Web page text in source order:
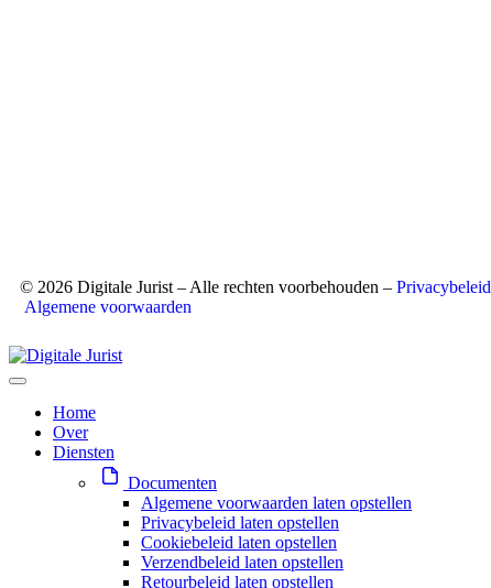
© 2026 Digitale Jurist – Alle rechten voorbehouden – Privacybeleid
Algemene voorwaarden
Home
Over
Diensten
Documenten
Algemene voorwaarden laten opstellen
Privacybeleid laten opstellen
Cookiebeleid laten opstellen
Verzendbeleid laten opstellen
Retourbeleid laten opstellen